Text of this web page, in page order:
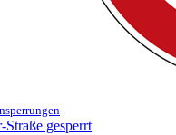
gesperrt